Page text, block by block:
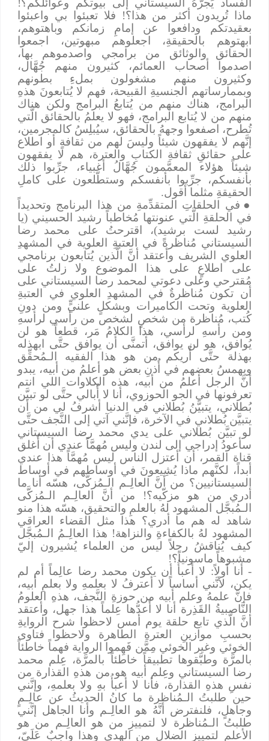
الفساد يَجرُّهُ السيستاني إلى بيوتكم وعوائلكم؟!
ماذا تُريدون أكثر من هذا؟! فلا تعبئوا بي واعبئوا
بعقيدتكم ودافعوا عن إمامِ زمانكم وباهتوهم،
ابهتوهم بالحقيقةِ، اجعلوهم مبهوتين، اجمعوا
الحقائق والوثائق من برامجي واصدموهم بها،
اصدموا أصحاب العمائم، كثيرون منهم جُهَّال،
وكثيرون منهم مشغولون بملءِ بطونهم
وبممارساتهم الجنسيةِ القبيحة، فهم لا يُتابعونَ هذهِ
البرامج، هناك منهم من يُتابعُ البرامج ولكن هناك
منهم من لا يُتابع البرامج، فهو لا يعلمُ بالحقائق الَّتي
تُطرح، اصفعوا وجههُ بالحقائق، سيُبلِسُ كالمجرمين،
إنَّهم لا يفقهون شيئاً وليسَ لهم من ثقافةٍ أو اطلاع
على حقائقِ ثقافةِ الكتابِ والعترة، هم لا يفقهون
شيئاً هؤلاء المعمَّمون جُهَّالُ أغبياء، جرِّبوا ذلك
بأنفسكم، جرِّبوا بأنفسكم وستطّلعون على كاملِ
الحقيقةِ مثلما أقول.
●في الحلقاتِ المتقدِّمةِ من هذا البرنامج وتحديداً
في الحلقةِ الَّتي عنونتها مُخاطباً رشيد الحسيني (يا
رشيد لست برشيد)، اقترحتُ على محمد رضا
السيستاني مُناظرةً في العتبةِ العلوية في المشهدِ
العلوي الشريف وأعتقد أنَّ الَّذين يُتابعون برنامجي
على اطلاعٍ على هذا الموضوع ولا زلتُ على
مُقترحي وعلى دعوتي لمحمد رضا السيستاني على
أن تكون مُناظرةٌ في المشهدِ العلوي في العتبةِ
العلوية وتحت الكاميرات وبشكلٍ علنيٍّ ومن دونِ
كُتب، مُناظرة من شخصٍ لشخص من رأسي لرأسهِ
ومن رأسهِ لرأسي، هذا الكلامُ مَر، قطعاً هو لن
يُوافق، هو لن يوافق، أتمنَّى أن يوافق حتَّى ابهذله
بهذلة حتَّى أُريكم من هو هذا الفقيه الـمُحقِّق
ويهمسُ بعضهم في أُذنِ بعض هو أعلمُ من أبيه، يبدو
أنَّ الرجل أعلمُ من أبيه، هذه الكلاوات اللي انتم
تعرفونها في الجو الحوزوي، أنا لا أُبالي حتَّى لو تبيَّن
بُطلاني، يتبيَّنُ بُطلاني في الدنيا أشرفُ لي من أن
يتبيَّن بُطلاني في الآخرة، فإنَّني آتي إلى النَّجف حتَّى
لو تبيَّن بُطلاني على يدي محمد رضا السيستاني
سأعودُ إدراجي إلى لندن وليس مُهمَّاً عندي أن أُغلق
قناة القمر، أن أعتزل الناس ليس مُهمَّاً هذا عندي
أبداً، لكنَّهم ماذا يُشِيعونَ في أوساطهم في أوساط
السيستانيين؟ من أنَّ العالِـم الـمُزكَّى، هسّه أنا ما
أدري من هو مزكّيه؟! من أنَّ العالِـم الـمُزكَّى
الـمُبجَّل المشهود لهُ بالعلمِ والتحقيق، هسّه هذا منو
شاهد له هم ما أدري؟ هذا مثل القضاء العراقي
المشهود لهُ بالكفاءةِ والنزاهة! هذا العالِـمُ الـمُبجَّل
كيف يُناقشُ رجلاً ليس من العلماء يُشيرون إليّ
مشبوهاً ماسونياً؟!
- أنا أولاً: لا أعبأُ أن يكون محمد رضا عالِماً أم لم
يكن، لأنَّني أساساً لا أعترفُ لا بعلمهِ ولا بعلمِ أبيه،
فإنَّ علمهُ وعلم أبيه من حوزةِ النَّجف، هذهِ العلومُ
النَّاصبيةُ القَذِرة أنا لا أَعدُّها عِلماً هذا جهل، وأعتقد
أنَّ الَّذي تابع حلقة يوم أمس لاحظوا شرح الروايةِ
بحسبِ موازينِ العترةِ الطاهرة ولاحظوا فتاوى
الخوئي وغير الخوئي مِمَّن فَهِموا الرواية فهماً خاطئاً
بالمرَّة وطبَّقوها تطبيقاً خاطئاً بالمرَّة، عِلم محمد
رضا السيستاني وعِلم أبيه هو من هذهِ القذارة من
نفسِ هذهِ القذارة، فأنا لا أعبأُ بهِ ولا بعلمهِ، وإنَّني
حين طلبتُ الـمُناظرة ما كانُ الحديثُ عن عالِـمٍ
وجاهلٍ، فلنفترض أنَّهُ هو العالِـم وأنا الجاهل إنَّني
طلبتُ الـمُناظرة لا لتمييزِ من هو العالِـم من هو
الأعلم لتمييزِ الضلالِ من الهدى وهذا واجبٌ عَلَيّ،